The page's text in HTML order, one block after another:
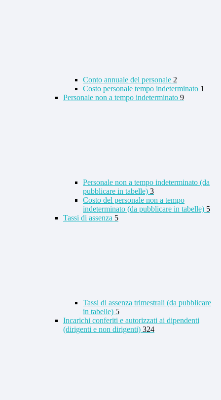
Conto annuale del personale 2
Costo personale tempo indeterminato 1
Personale non a tempo indeterminato 9
Personale non a tempo indeterminato (da
pubblicare in tabelle) 3
Costo del personale non a tempo
indeterminato (da pubblicare in tabelle) 5
Tassi di assenza 5
Tassi di assenza trimestrali (da pubblicare
in tabelle) 5
Incarichi conferiti e autorizzati ai dipendenti
(dirigenti e non dirigenti) 324